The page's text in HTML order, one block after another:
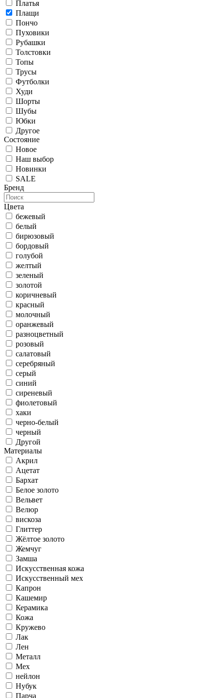
Платья
Плащи
Пончо
Пуховики
Рубашки
Толстовки
Топы
Трусы
Футболки
Худи
Шорты
Шубы
Юбки
Другое
Состояние
Новое
Наш выбор
Новинки
SALE
Бренд
Цвета
бежевый
белый
бирюзовый
бордовый
голубой
желтый
зеленый
золотой
коричневый
красный
молочный
оранжевый
разноцветный
розовый
салатовый
серебряный
серый
синий
сиреневый
фиолетовый
хаки
черно-белый
черный
Другой
Материалы
Акрил
Ацетат
Бархат
Белое золото
Вельвет
Велюр
вискоза
Глиттер
Жёлтое золото
Жемчуг
Замша
Искусственная кожа
Искусственный мех
Капрон
Кашемир
Керамика
Кожа
Кружево
Лак
Лен
Металл
Мех
нейлон
Нубук
Парча